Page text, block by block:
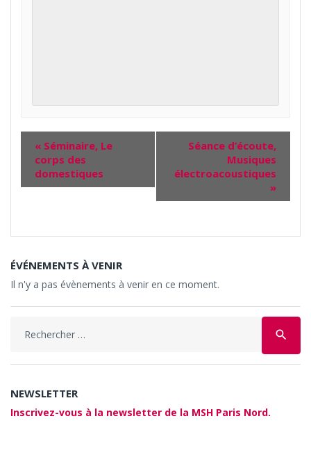
« Séminaire, Le
corps des
domestiques
Séance d’écoute,
Musiques
électroacoustiques
»
ÉVÉNEMENTS À VENIR
Il n'y a pas évènements à venir en ce moment.
search
NEWSLETTER
Inscrivez-vous à la newsletter de la MSH Paris Nord.